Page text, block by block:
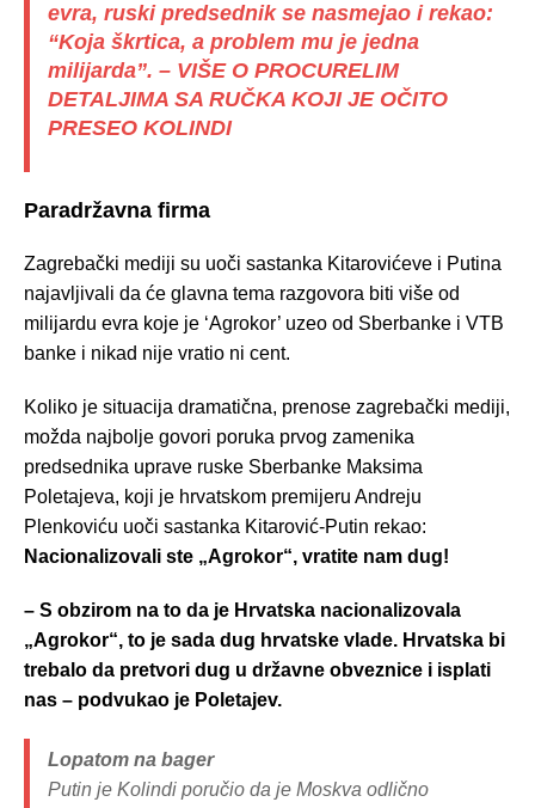
evra, ruski predsednik se nasmejao i rekao:
“Koja škrtica, a problem mu je jedna
milijarda”. – VIŠE O PROCURELIM
DETALJIMA SA RUČKA KOJI JE OČITO
PRESEO KOLINDI
Paradržavna firma
Zagrebački mediji su uoči sastanka Kitarovićeve i Putina
najavljivali da će glavna tema razgovora biti više od
milijardu evra koje je ‘Agrokor’ uzeo od Sberbanke i VTB
banke i nikad nije vratio ni cent.
Koliko je situacija dramatična, prenose zagrebački mediji,
možda najbolje govori poruka prvog zamenika
predsednika uprave ruske Sberbanke Maksima
Poletajeva, koji je hrvatskom premijeru Andreju
Plenkoviću uoči sastanka Kitarović-Putin rekao:
Nacionalizovali ste „Agrokor“, vratite nam dug!
– S obzirom na to da je Hrvatska nacionalizovala
„Agrokor“, to je sada dug hrvatske vlade. Hrvatska bi
trebalo da pretvori dug u državne obveznice i isplati
nas – podvukao je Poletajev.
Lopatom na bager
Putin je Kolindi poručio da je Moskva odlično